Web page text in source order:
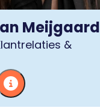
Meijgaard
&